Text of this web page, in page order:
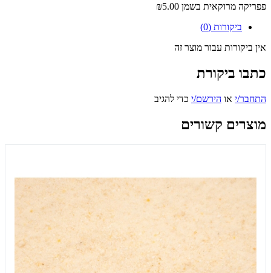
פפריקה מרוקאית בשמן ₪5.00
ביקורות (0)
אין ביקורות עבור מוצר זה
כתבו ביקורת
התחבר/י או הירשם/י כדי להגיב
מוצרים קשורים